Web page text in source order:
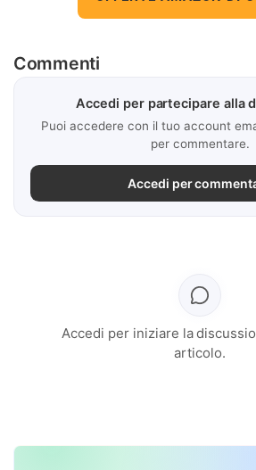
Commenti
Accedi per partecipare alla
Puoi accedere con il tuo account
per commentare.
Accedi per
Accedi per iniziare la
articolo.